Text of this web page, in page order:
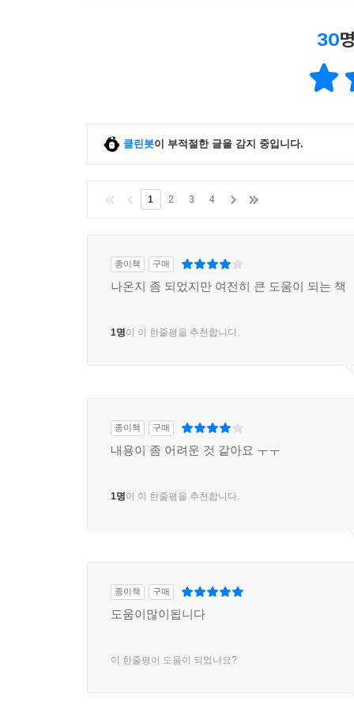
13 변경된 정비구역지정안에 따른 사업성분석 ·389
14 전용면적, 공용면적, 공급면적, 계약면적의 이해
15 정비사업비 산정을 위한 사업연면적의 예상치
Before & After 아현3구역 마포래미안푸르지오 ·409
01 관리처분계획 수립시 추정한 비례율은 변할 수
04 종전자산평가에 대한 오해 ·427
05 재개발 사업에서 청산자가 생기면? ·429
08 감정평가금액과 비례율의 관계 ·441
책2.indb 15 2017-07-25 오후 8:19:47
16 붇옹산의 재개발 투자 스터디
01 재개발 분양자격 어떻게 확인할 것인가? ·464
05 서울시 구조례 -토지를 소유한 경우의 분양자격
06 서울시 구조례 -권리가액에 따른 분양자격 ·494
08 서울시 구조례 -도시재정비촉진을위한특별법
30
클린봇이 부적절한 글을 감지 중입니다.
1 2 3 4
종이책 구매
나온지 좀 되었지만 여전히 큰 도움이 되는 책
1명이 이 한줄평을 추천합니다.
종이책 구매
내용이 좀 어려운 것 같아요 ㅜㅜ
1명이 이 한줄평을 추천합니다.
종이책 구매
도움이많이됩니다
이 한줄평이 도움이 되었나요?